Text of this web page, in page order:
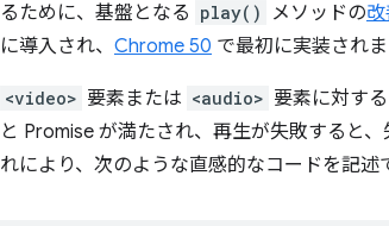
るために、基盤となる play() メソッドの
に導入され、 Chrome 50 で最初に実装されま
<video> 要素または <audio> 要素に対する
と Promise が満たされ、再生が失敗すると
れにより、次のような直感的なコードを記述